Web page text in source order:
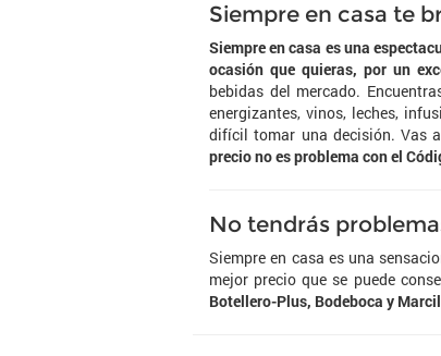
Siempre en casa te
Siempre en casa es una
ocasión que quieras, por un
bebidas del mercado.
energizantes, vinos, leches,
difícil tomar una decisión. Vas
precio no es problema con el
No tendrás
Siempre en casa es una
mejor precio que se puede
Botellero-Plus, Bodeboca y